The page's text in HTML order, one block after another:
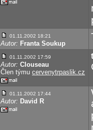
01.11.2002 18:21
Autor: Franta Soukup
01.11.2002 17:59
Autor: Clouseau
Člen týmu cervenytrpaslik.cz
01.11.2002 17:44
Autor: David R